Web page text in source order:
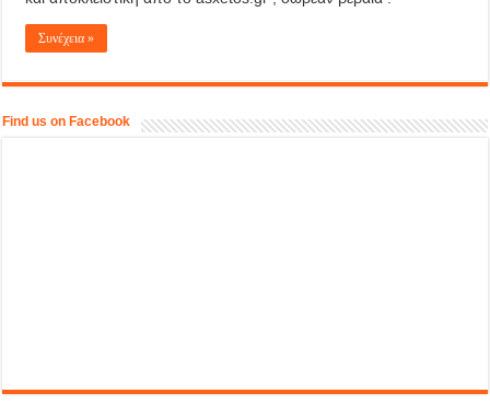
Συνέχεια »
Find us on Facebook